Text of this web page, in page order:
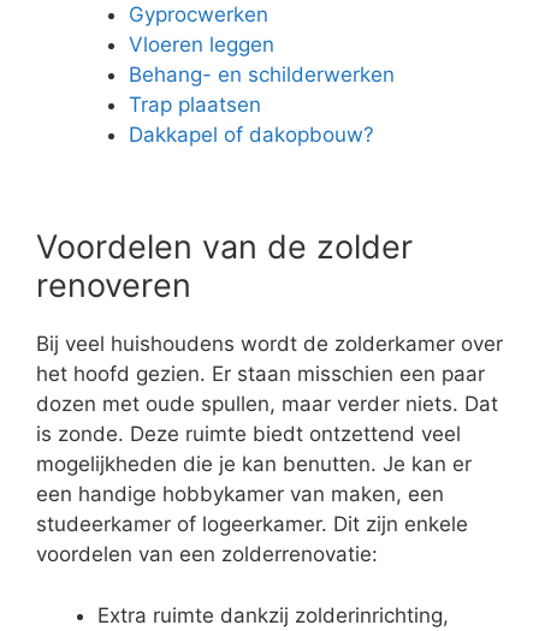
Gyprocwerken
Vloeren leggen
Behang- en schilderwerken
Trap plaatsen
Dakkapel of dakopbouw?
Voordelen van de zolder
renoveren
Bij veel huishoudens wordt de zolderkamer over
het hoofd gezien. Er staan misschien een paar
dozen met oude spullen, maar verder niets. Dat
is zonde. Deze ruimte biedt ontzettend veel
mogelijkheden die je kan benutten. Je kan er
een handige hobbykamer van maken, een
studeerkamer of logeerkamer. Dit zijn enkele
voordelen van een zolderrenovatie:
Extra ruimte dankzij zolderinrichting,